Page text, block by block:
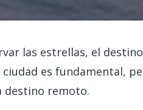
las estrellas, el
ciudad es fundamental,
destino remoto.